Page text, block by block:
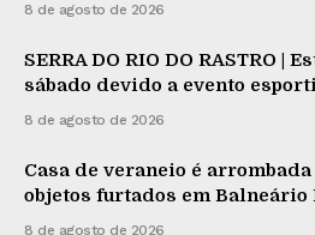
8 de agosto de 2026
SERRA DO RIO DO RASTRO |
sábado devido a evento
8 de agosto de 2026
Casa de veraneio é
objetos furtados em Balneário
8 de agosto de 2026